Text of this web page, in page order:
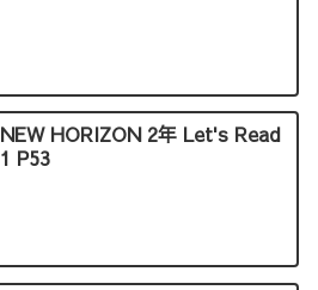
NEW HORIZON 2年 Let's Read
1 P53